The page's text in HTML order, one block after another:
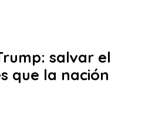
salvar el
que la nación